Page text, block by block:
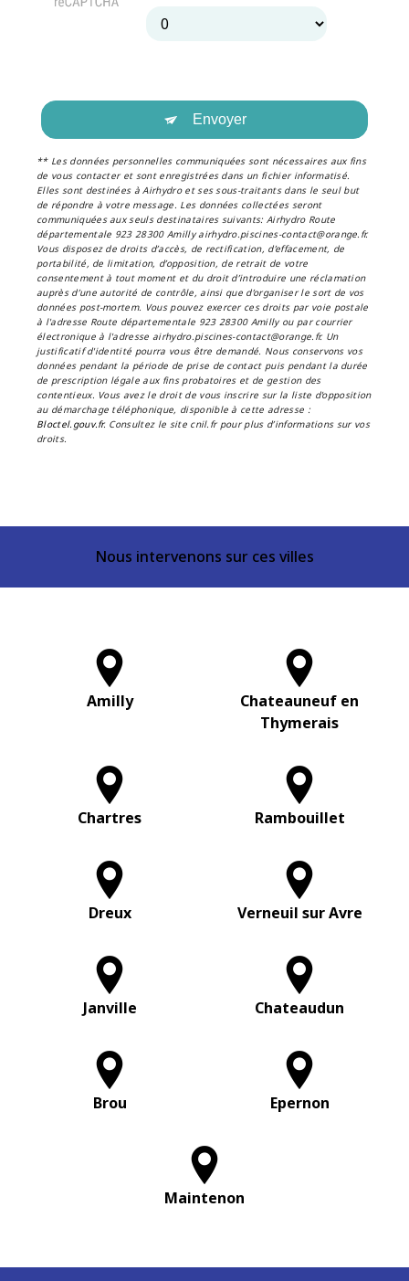
Envoyer
** Les données personnelles communiquées sont nécessaires aux fins
de vous contacter et sont enregistrées dans un fichier informatisé.
Elles sont destinées à Airhydro et ses sous-traitants dans le seul but
de répondre à votre message. Les données collectées seront
communiquées aux seuls destinataires suivants: Airhydro Route
départementale 923 28300 Amilly airhydro.piscines-contact@orange.fr.
Vous disposez de droits d’accès, de rectification, d’effacement, de
portabilité, de limitation, d’opposition, de retrait de votre
consentement à tout moment et du droit d’introduire une réclamation
auprès d’une autorité de contrôle, ainsi que d’organiser le sort de vos
données post-mortem. Vous pouvez exercer ces droits par voie postale
à l'adresse Route départementale 923 28300 Amilly ou par courrier
électronique à l'adresse airhydro.piscines-contact@orange.fr. Un
justificatif d'identité pourra vous être demandé. Nous conservons vos
données pendant la période de prise de contact puis pendant la durée
de prescription légale aux fins probatoires et de gestion des
contentieux. Vous avez le droit de vous inscrire sur la liste d'opposition
au démarchage téléphonique, disponible à cette adresse :
Bloctel.gouv.fr. Consultez le site cnil.fr pour plus d’informations sur vos
droits.
Nous intervenons sur ces villes
Amilly
Chateauneuf en
Thymerais
Chartres Rambouillet
Dreux Verneuil sur Avre
Janville Chateaudun
Brou Epernon
Maintenon